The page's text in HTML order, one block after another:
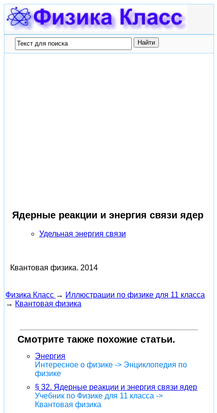
Ядерные реакции и энергия связи ядер
Удельная энергия связи
Квантовая физика. 2014
Физика Класс → Иллюстрации по физике для 11 класса
→ Квантовая физика
Смотрите также похожие статьи.
Энергия
Интересное о физике -> Энциклопедия по
физике
§ 32. Ядерные реакции и энергия связи ядер
Учебник по Физике для 11 класса ->
Квантовая физика